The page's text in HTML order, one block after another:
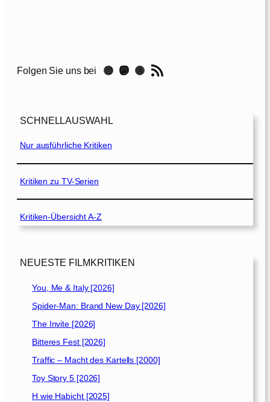
u
n
n
U
n
c
h
b
r
n
[
1
9
2
]
Folgen Sie uns bei Instagram Mastodon Threads RSS-Feed
SCHNELLAUSWAHL
Nur ausführliche Kritiken
Kritiken zu TV-Serien
Kritiken-Übersicht A-Z
NEUESTE FILMKRITIKEN
You, Me & Italy [2026]
Spider-Man: Brand New Day [2026]
The Invite [2026]
Bitteres Fest [2026]
Traffic – Macht des Kartells [2000]
Toy Story 5 [2026]
H wie Habicht [2025]